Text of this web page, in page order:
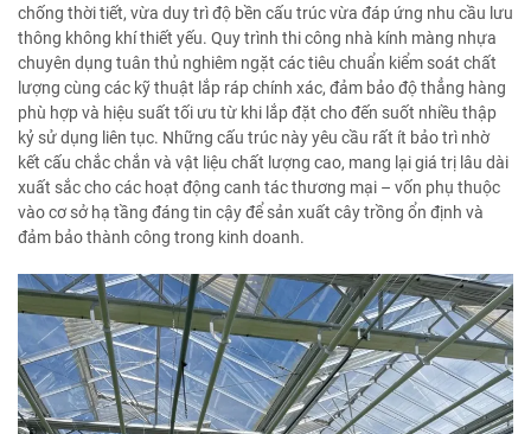
chống thời tiết, vừa duy trì độ bền cấu trúc vừa đáp ứng nhu cầu lưu
thông không khí thiết yếu. Quy trình thi công nhà kính màng nhựa
chuyên dụng tuân thủ nghiêm ngặt các tiêu chuẩn kiểm soát chất
lượng cùng các kỹ thuật lắp ráp chính xác, đảm bảo độ thẳng hàng
phù hợp và hiệu suất tối ưu từ khi lắp đặt cho đến suốt nhiều thập
kỷ sử dụng liên tục. Những cấu trúc này yêu cầu rất ít bảo trì nhờ
kết cấu chắc chắn và vật liệu chất lượng cao, mang lại giá trị lâu dài
xuất sắc cho các hoạt động canh tác thương mại – vốn phụ thuộc
vào cơ sở hạ tầng đáng tin cậy để sản xuất cây trồng ổn định và
đảm bảo thành công trong kinh doanh.